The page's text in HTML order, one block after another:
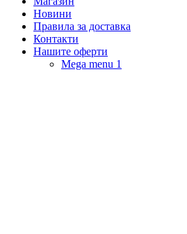
Новини
Правила за доставка
Контакти
Нашите оферти
Mega menu 1